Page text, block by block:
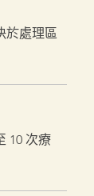
於處理區
10 次療